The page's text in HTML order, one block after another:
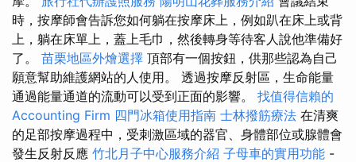
時，按摩師會告訴您如何躺在按摩床上，例如趴在床上或背
上，躺在床單上，蓋上毛巾，然後轉身等待客人說他準備好
了。 苗栗地區外燴選擇 頂部有一個按鈕，供那些認為自己
願意幫助維護網站的人使用。 透過按摩反射區，生命能量
通過能量通道的流動可以受到正面的影響。 找值得信賴的
Accounting Firm 四門冰箱使用指南 士林撥筋療法 在清爽
的足部按摩過程中，受刺激區域的器官、身體部位或腺體會
發生反射反應 竹北月子中心服務介紹 子母車的實用功能 -